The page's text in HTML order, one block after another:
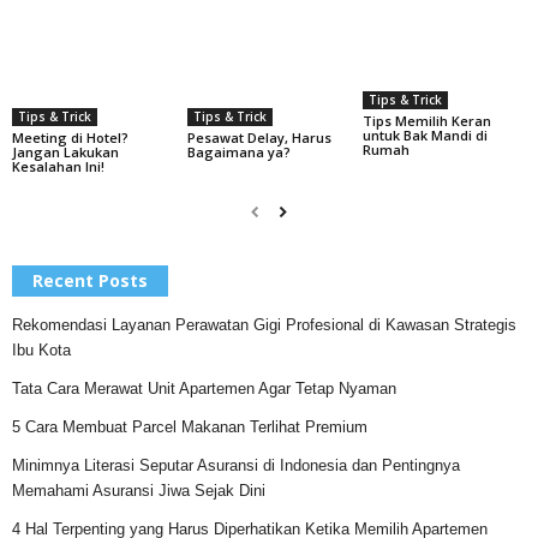
Tips & Trick
Meeting di Hotel?
Jangan Lakukan
Kesalahan Ini!
Tips & Trick
Pesawat Delay, Harus
Bagaimana ya?
Tips & Trick
Tips Memilih Keran
untuk Bak Mandi di
Rumah
Recent Posts
Rekomendasi Layanan Perawatan Gigi Profesional di Kawasan Strategis
Ibu Kota
Tata Cara Merawat Unit Apartemen Agar Tetap Nyaman
5 Cara Membuat Parcel Makanan Terlihat Premium
Minimnya Literasi Seputar Asuransi di Indonesia dan Pentingnya
Memahami Asuransi Jiwa Sejak Dini
4 Hal Terpenting yang Harus Diperhatikan Ketika Memilih Apartemen